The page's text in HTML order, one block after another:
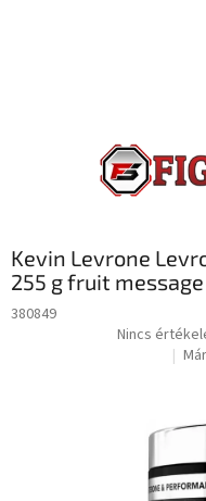
Kevin Levrone
255 g fruit message
380849
A
csillag.
Nincs